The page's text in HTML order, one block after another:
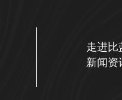
走进比
新闻资